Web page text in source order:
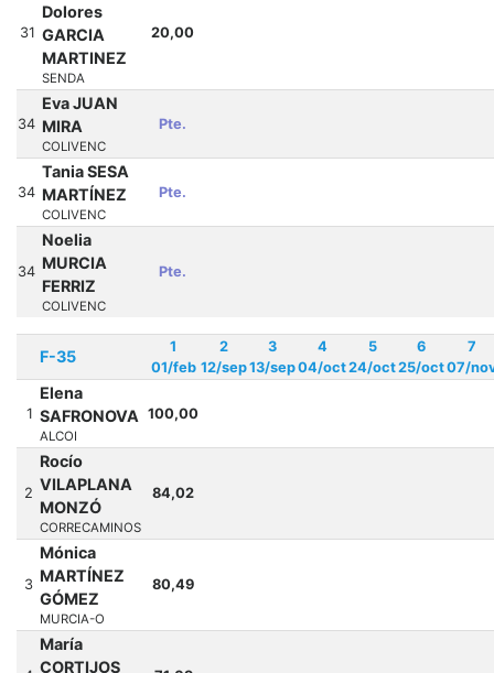
31
Dolores
GARCIA
MARTINEZ
SENDA
20,00
34
Eva JUAN
MIRA
COLIVENC
Pte.
34
Tania SESA
MARTÍNEZ
COLIVENC
Pte.
34
Noelia
MURCIA
FERRIZ
COLIVENC
Pte.
F-35
1
01/feb
2
12/sep
3
13/sep
4
04/oct
5
24/oct
6
25/oct
7
07/
1
Elena
SAFRONOVA
ALCOI
100,00
2
Rocío
VILAPLANA
MONZÓ
CORRECAMINOS
84,02
3
Mónica
MARTÍNEZ
GÓMEZ
MURCIA-O
80,49
María
CORTIJOS